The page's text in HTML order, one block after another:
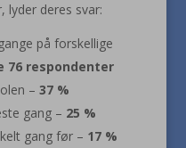
lyder deres svar:
på forskellige
76 respondenter
– 37 %
gang – 25 %
gang før – 17 %